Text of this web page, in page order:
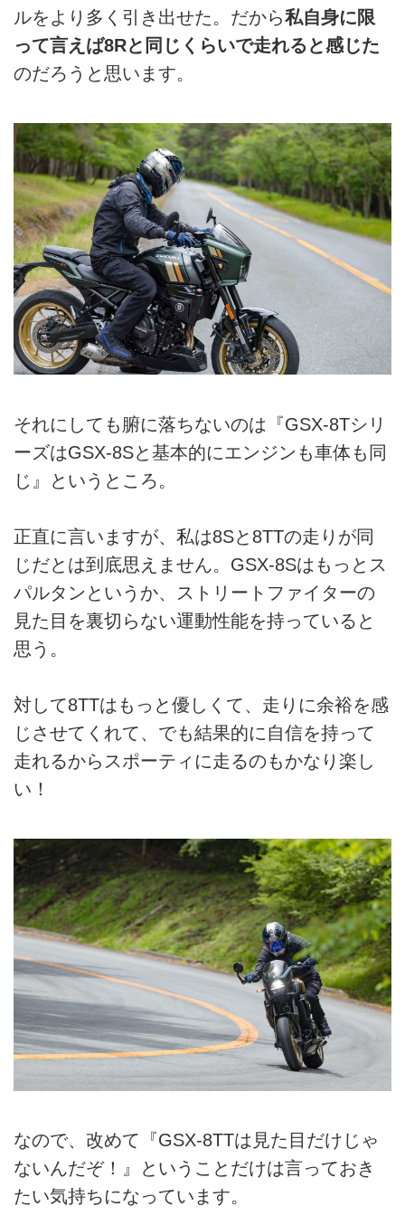
ルをより多く引き出せた。だから私自身に限
って言えば8Rと同じくらいで走れると感じた
のだろうと思います。
それにしても腑に落ちないのは『GSX-8Tシリ
ーズはGSX-8Sと基本的にエンジンも車体も同
じ』というところ。
正直に言いますが、私は8Sと8TTの走りが同
じだとは到底思えません。GSX-8Sはもっとス
パルタンというか、ストリートファイターの
見た目を裏切らない運動性能を持っていると
思う。
対して8TTはもっと優しくて、走りに余裕を感
じさせてくれて、でも結果的に自信を持って
走れるからスポーティに走るのもかなり楽し
い！
なので、改めて『GSX-8TTは見た目だけじゃ
ないんだぞ！』ということだけは言っておき
たい気持ちになっています。